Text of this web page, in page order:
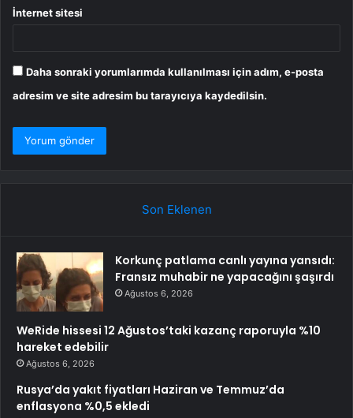
İnternet sitesi
Daha sonraki yorumlarımda kullanılması için adım, e-posta
adresim ve site adresim bu tarayıcıya kaydedilsin.
Son Eklenen
Korkunç patlama canlı yayına yansıdı:
Fransız muhabir ne yapacağını şaşırdı
Ağustos 6, 2026
WeRide hissesi 12 Ağustos’taki kazanç raporuyla %10
hareket edebilir
Ağustos 6, 2026
Rusya’da yakıt fiyatları Haziran ve Temmuz’da
enflasyona %0,5 ekledi